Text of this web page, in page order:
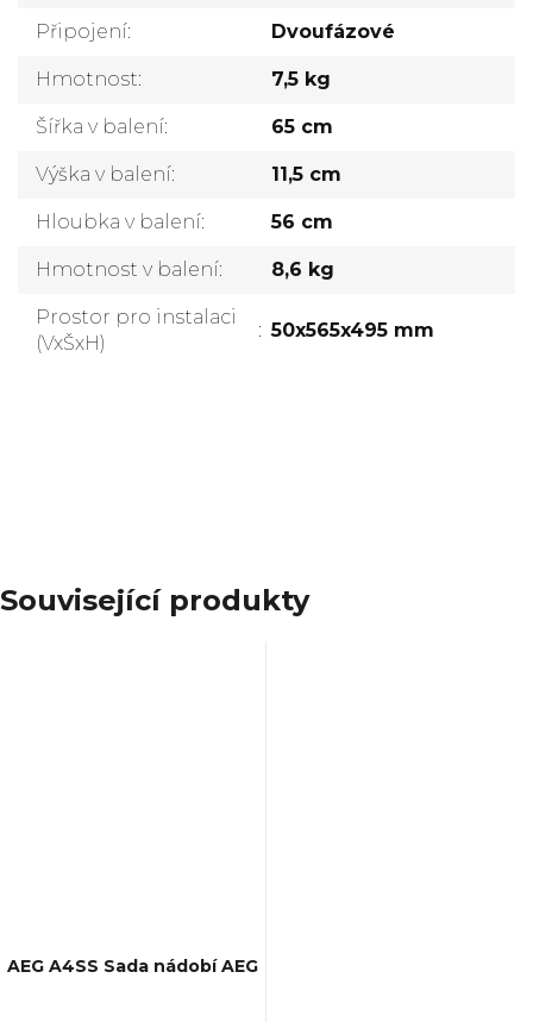
Související produkty
AEG A4SS Sada nádobí AEG
Připojení: Dvoufázové
Hmotnost: 7,5 kg
Šířka v balení: 65 cm
Výška v balení: 11,5 cm
Hloubka v balení: 56 cm
Hmotnost v balení: 8,6 kg
Prostor pro instalaci
(VxŠxH)
: 50x565x495 mm